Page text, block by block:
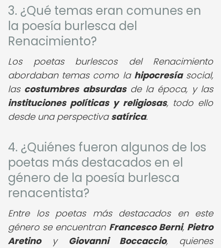
3. ¿Qué temas eran comunes en
la poesía burlesca del
Renacimiento?
Los poetas burlescos del Renacimiento
abordaban temas como la hipocresíasocial,
las costumbres absurdasde la época, y las
instituciones políticas y religiosas, todo ello
desde una perspectiva satírica.
4. ¿Quiénes fueron algunos de los
poetas más destacados en el
género de la poesía burlesca
renacentista?
Entre los poetas más destacados en este
género se encuentran Francesco Berni, Pietro
Aretinoy Giovanni Boccaccio, quienes